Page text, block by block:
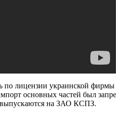
по лицензии украинской
основных частей был
выпускаются на ЗАО КСПЗ.